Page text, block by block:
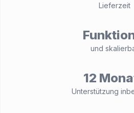
Lieferzeit
und
12
Unterstützung